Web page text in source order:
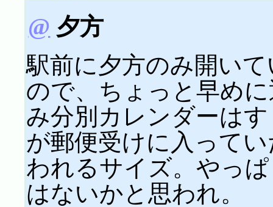
@ 夕方
駅前に夕方のみ開い
ので、ちょっと早め
み分別カレンダーは
が郵便受けに入って
われるサイズ。やっ
はないかと思われ。